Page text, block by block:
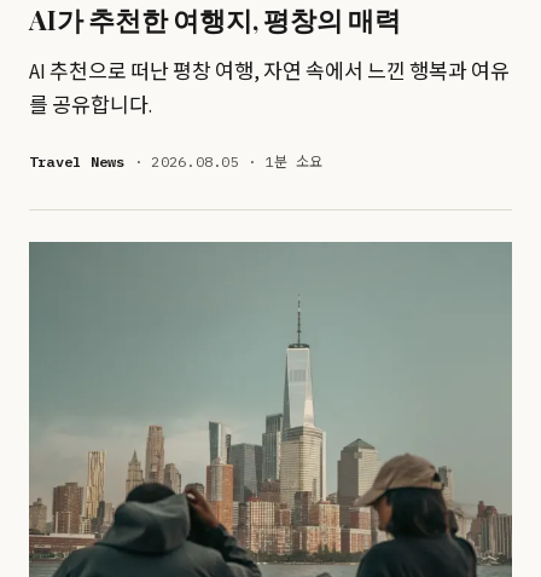
AI가 추천한 여행지, 평창의 매력
AI 추천으로 떠난 평창 여행, 자연 속에서 느낀 행복과 여유
를 공유합니다.
Travel News · 2026.08.05 · 1분 소요